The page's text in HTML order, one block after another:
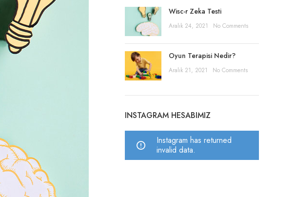
Wisc-r Zeka Testi
Aralık 24, 2021 No Comments
Oyun Terapisi Nedir?
Aralık 21, 2021 No Comments
INSTAGRAM HESABIMIZ
Instagram has returned
invalid data.